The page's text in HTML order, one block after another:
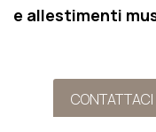
e allestimenti
CONTATTACI